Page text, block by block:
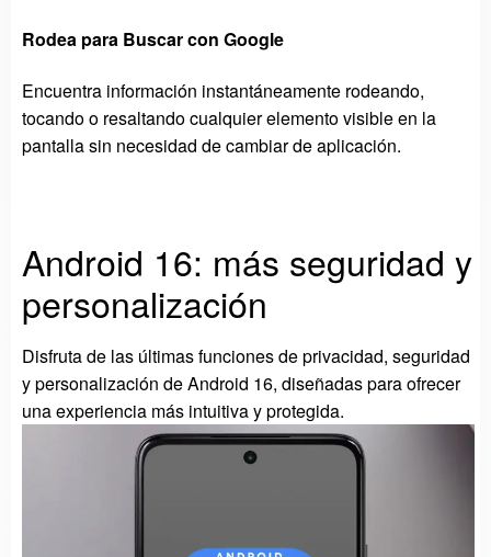
Rodea para Buscar con Google
Encuentra información instantáneamente rodeando,
tocando o resaltando cualquier elemento visible en la
pantalla sin necesidad de cambiar de aplicación.
Android 16: más seguridad y
personalización
Disfruta de las últimas funciones de privacidad, seguridad
y personalización de Android 16, diseñadas para ofrecer
una experiencia más intuitiva y protegida.